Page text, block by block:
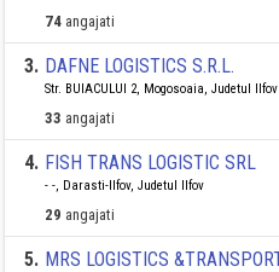
74 angajati
3. DAFNE LOGISTICS S.R.L.
Str. BUIACULUI 2, Mogosoaia, Judetul Ilfov
33 angajati
4. FISH TRANS LOGISTIC SRL
- -, Darasti-Ilfov, Judetul Ilfov
29 angajati
5.